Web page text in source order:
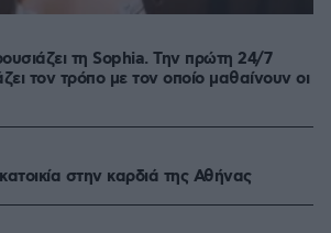
τη Sophia. Την πρώτη 24/7
τον τρόπο με τον οποίο μαθαίνουν οι
στην καρδιά της Αθήνας